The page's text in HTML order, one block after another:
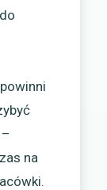
na